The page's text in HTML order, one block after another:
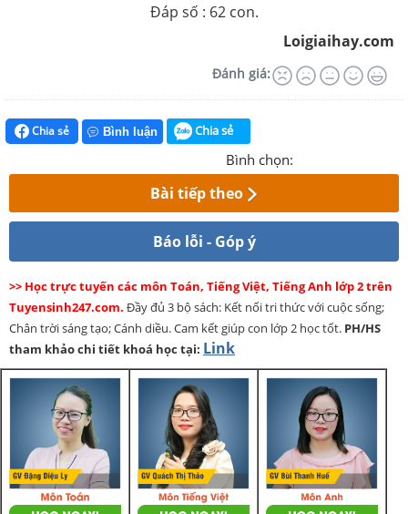
Đáp số : 62 con.
Loigiaihay.com
Đánh giá:
Chia sẻ Bình luận Chia sẻ
Bình chọn:
Bài tiếp theo
Báo lỗi - Góp ý
>> Học trực tuyến các môn Toán, Tiếng Việt, Tiếng Anh lớp 2 trên
Tuyensinh247.com. Đầy đủ 3 bộ sách: Kết nối tri thức với cuộc sống;
Chân trời sáng tạo; Cánh diều. Cam kết giúp con lớp 2 học tốt. PH/HS
tham khảo chi tiết khoá học tại: Link